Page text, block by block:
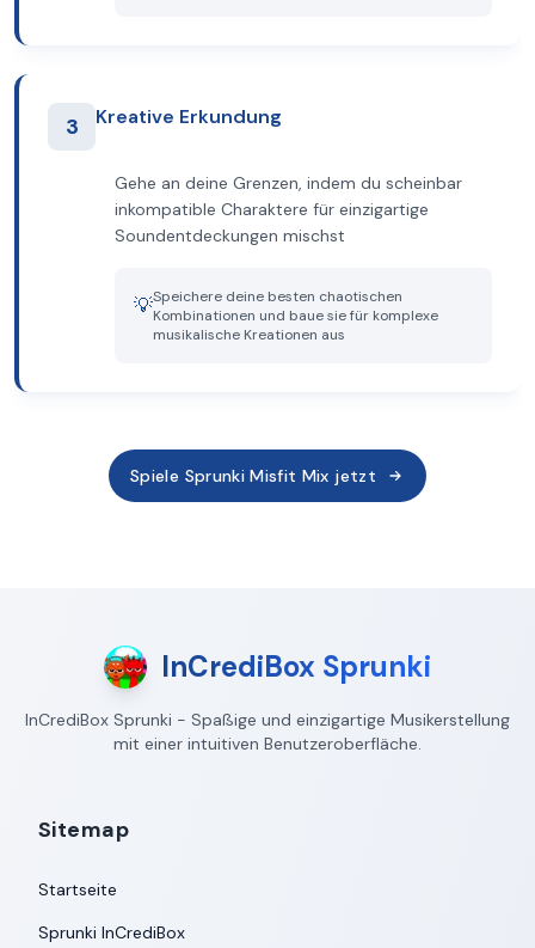
3 Kreative Erkundung
Gehe an deine Grenzen, indem du scheinbar
inkompatible Charaktere für einzigartige
Soundentdeckungen mischst
💡Speichere deine besten chaotischen
Kombinationen und baue sie für komplexe
musikalische Kreationen aus
Spiele Sprunki Misfit Mix jetzt
InCrediBox Sprunki
InCrediBox Sprunki - Spaßige und einzigartige Musikerstellung
mit einer intuitiven Benutzeroberfläche.
Sitemap
Startseite
Sprunki InCrediBox